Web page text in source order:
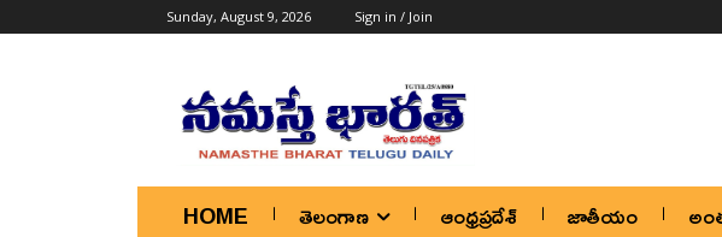
Sunday, August 9, 2026 Sign in / Join
HOME తెలంగాణ ఆంధ్రప్రదేశ్ జాతీయం